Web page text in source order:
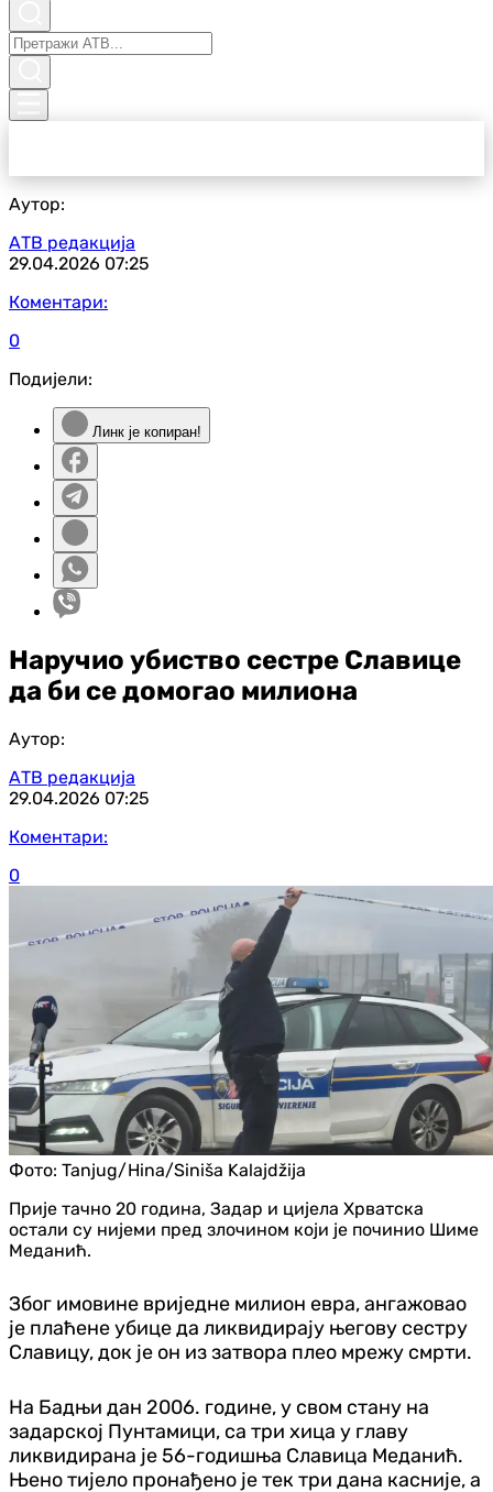
Аутор:
АТВ редакција
29.04.2026 07:25
Коментари:
0
Подијели:
Линк је копиран!
Наручио убиство сестре Славице
да би се домогао милиона
Аутор:
АТВ редакција
29.04.2026 07:25
Коментари:
0
Фото: Tanjug/Hina/Siniša Kalajdžija
Прије тачно 20 година, Задар и цијела Хрватска
остали су нијеми пред злочином који је починио Шиме
Меданић.
Због имовине вриједне милион евра, ангажовао
је плаћене убице да ликвидирају његову сестру
Славицу, док је он из затвора плео мрежу смрти.
На Бадњи дан 2006. године, у свом стану на
задарској Пунтамици, са три хица у главу
ликвидирана је 56-годишња Славица Меданић.
Њено тијело пронађено је тек три дана касније, а